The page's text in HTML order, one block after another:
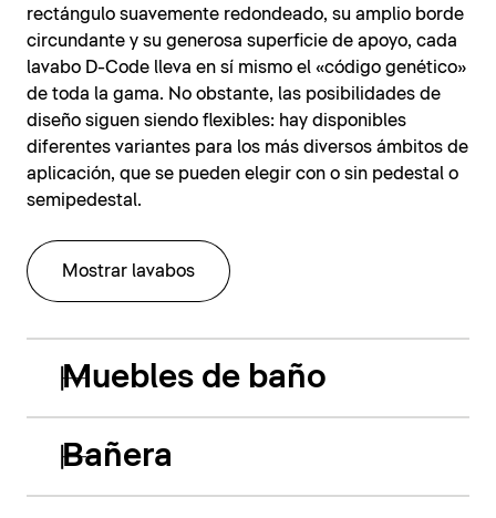
rectángulo suavemente redondeado, su amplio borde
circundante y su generosa superficie de apoyo, cada
lavabo D-Code lleva en sí mismo el «código genético»
de toda la gama. No obstante, las posibilidades de
diseño siguen siendo flexibles: hay disponibles
diferentes variantes para los más diversos ámbitos de
aplicación, que se pueden elegir con o sin pedestal o
semipedestal.
Mostrar lavabos
Muebles de baño
Bañera